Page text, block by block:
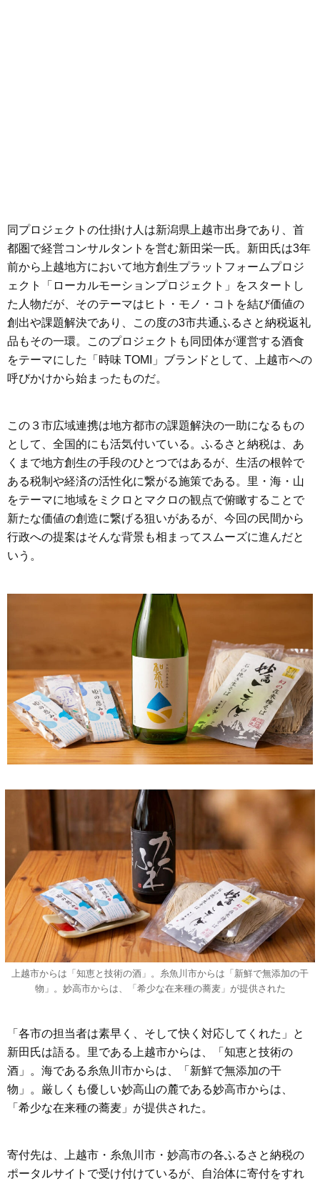
同プロジェクトの仕掛け人は新潟県上越市出身であり、首
都圏で経営コンサルタントを営む新田栄一氏。新田氏は3年
前から上越地方において地方創生プラットフォームプロジ
ェクト「ローカルモーションプロジェクト」をスタートし
た人物だが、そのテーマはヒト・モノ・コトを結び価値の
創出や課題解決であり、この度の3市共通ふるさと納税返礼
品もその一環。このプロジェクトも同団体が運営する酒食
をテーマにした「時味 TOMI」ブランドとして、上越市への
呼びかけから始まったものだ。
この３市広域連携は地方都市の課題解決の一助になるもの
として、全国的にも活気付いている。ふるさと納税は、あ
くまで地方創生の手段のひとつではあるが、生活の根幹で
ある税制や経済の活性化に繋がる施策である。里・海・山
をテーマに地域をミクロとマクロの観点で俯瞰することで
新たな価値の創造に繋げる狙いがあるが、今回の民間から
行政への提案はそんな背景も相まってスムーズに進んだと
いう。
上越市からは「知恵と技術の酒」。糸魚川市からは「新鮮で無添加の干
物」。妙高市からは、「希少な在来種の蕎麦」が提供された
「各市の担当者は素早く、そして快く対応してくれた」と
新田氏は語る。里である上越市からは、「知恵と技術の
酒」。海である糸魚川市からは、「新鮮で無添加の干
物」。厳しくも優しい妙高山の麓である妙高市からは、
「希少な在来種の蕎麦」が提供された。
寄付先は、上越市・糸魚川市・妙高市の各ふるさと納税の
ポータルサイトで受け付けているが、自治体に寄付をすれ